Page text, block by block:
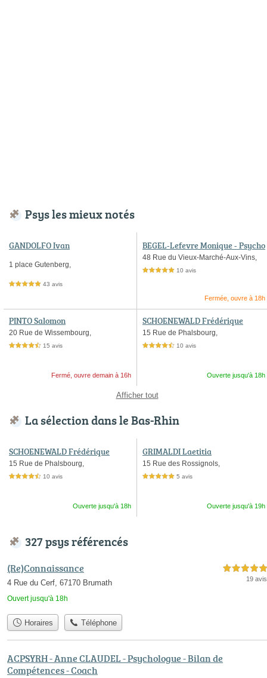
Psys les mieux notés
GANDOLFO Ivan
1 place Gutenberg,
5,0 étoiles sur 5 43 avis
BEGEL-Lefevre Monique - Psycho
logue à Strasbourg
48 Rue du Vieux-Marché-Aux-Vins,
5,0 étoiles sur 5 10 avis
Fermée, ouvre à 18h
PINTO Salomon
20 Rue de Wissembourg,
4,5 étoiles sur 5 15 avis
Fermé, ouvre demain à 16h
SCHOENEWALD Frédérique
15 Rue de Phalsbourg,
4,5 étoiles sur 5 10 avis
Ouverte jusqu'à 18h
Afficher tout
La sélection dans le Bas-Rhin
SCHOENEWALD Frédérique
15 Rue de Phalsbourg,
4,5 étoiles sur 5 10 avis
Ouverte jusqu'à 18h
GRIMALDI Laetitia
15 Rue des Rossignols,
5,0 étoiles sur 5 5 avis
Ouverte jusqu'à 19h
327 psys référencés
(Re)Connaissance
4 Rue du Cerf, 67170 Brumath
Ouvert jusqu'à 18h
5,0 étoiles sur 5
19 avis
Horaires Téléphone
ACPSYRH - Anne CLAUDEL - Psychologue - Bilan de
Compétences - Coach